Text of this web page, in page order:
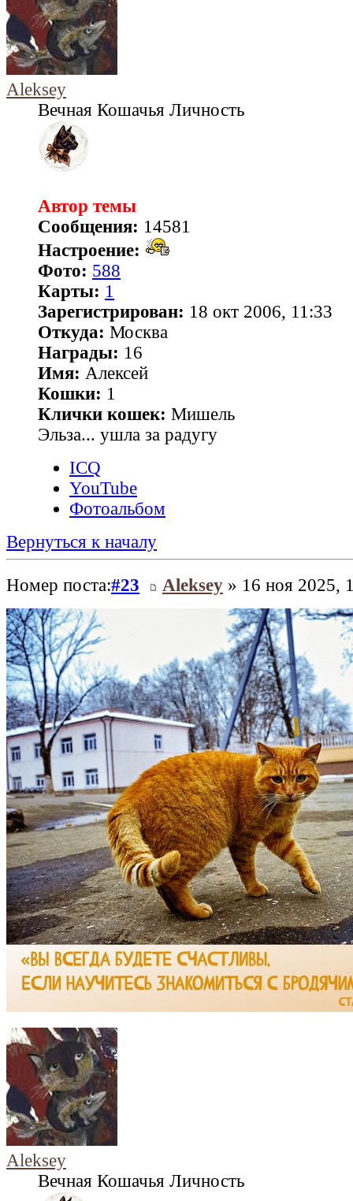
Aleksey
Вечная Кошачья Личность
Автор темы
Сообщения: 14581
Настроение:
Фото: 588
Карты: 1
Зарегистрирован: 18 окт 2006, 11:33
Откуда: Москва
Награды: 16
Имя: Алексей
Кошки: 1
Клички кошек: Мишель
Эльза... ушла за радугу
ICQ
YouTube
Фотоальбом
Вернуться к началу
Номер поста:#23 Aleksey » 16 ноя 2025,
Aleksey
Вечная Кошачья Личность